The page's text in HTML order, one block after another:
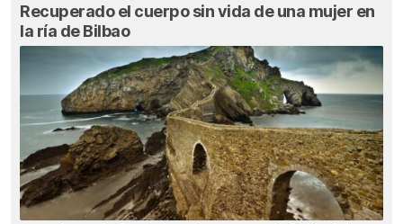
Recuperado el cuerpo sin vida de una mujer en
la ría de Bilbao